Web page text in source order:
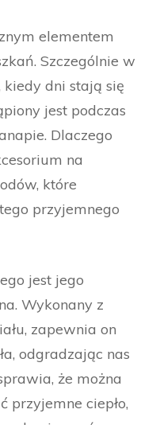
elementem
Szczególnie w
dni stają się
jest podczas
Dlaczego
na
które
przyjemnego
jest jego
Wykonany z
zapewnia on
odgradzając nas
że można
przyjemne ciepło,